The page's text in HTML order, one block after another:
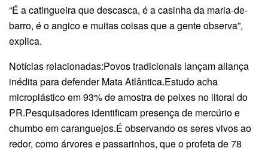
“É a catingueira que descasca, é a casinha da maria-de-
barro, é o angico e muitas coisas que a gente observa”,
explica.
Notícias relacionadas:Povos tradicionais lançam aliança
inédita para defender Mata Atlântica.Estudo acha
microplástico em 93% de amostra de peixes no litoral do
PR.Pesquisadores identificam presença de mercúrio e
chumbo em caranguejos.É observando os seres vivos ao
redor, como árvores e passarinhos, que o profeta de 78